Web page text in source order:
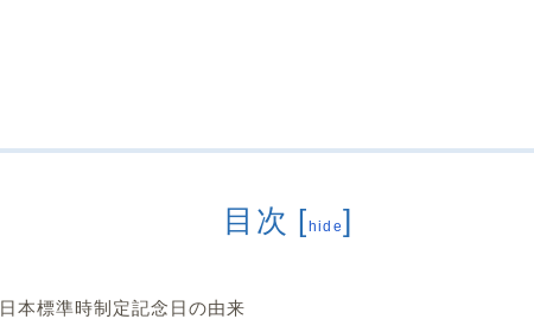
目次 [hide]
日本標準時制定記念日の由来